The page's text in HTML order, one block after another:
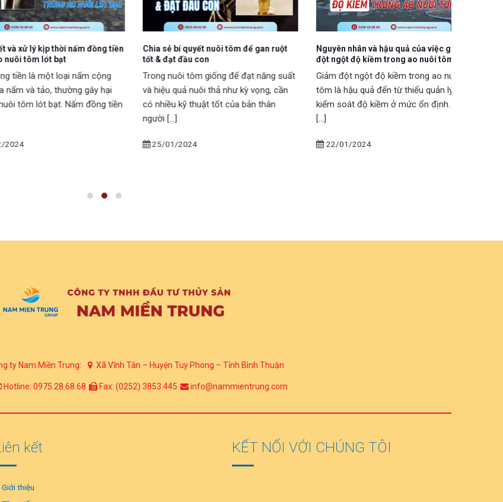
kịp thời nấm đồng tiền
lót bạt
một loại nấm cộng
tảo, thường gây hại
lót bạt. Nấm đồng tiền
Chia sẻ bí quyết nuôi tôm để gan ruột
tốt & đạt đầu con
Trong nuôi tôm giống để đạt năng suất
và hiệu quả nuôi thả như kỳ vọng, cần
có nhiều kỹ thuật tốt của bản thân
người [...]
25/01/2024
Nguyên nhân và hậu quả của việc giảm
đột ngột độ kiềm trong ao nuôi tôm
Giảm đột ngột độ kiềm trong ao nuôi
tôm là hậu quả đến từ thiếu quản lý và
kiểm soát độ kiềm ở mức ổn định. Độ
22/01/2024
ty Nam Miền Trung: Xã Vĩnh Tân – Huyện Tuy Phong – Tỉnh Bình Thuận
Hotline: 0975.28.68.68 Fax: (0252) 3853.445 info@nammientrung.com
kết
Giới thiệu
KẾT NỐI VỚI CHÚNG TÔI